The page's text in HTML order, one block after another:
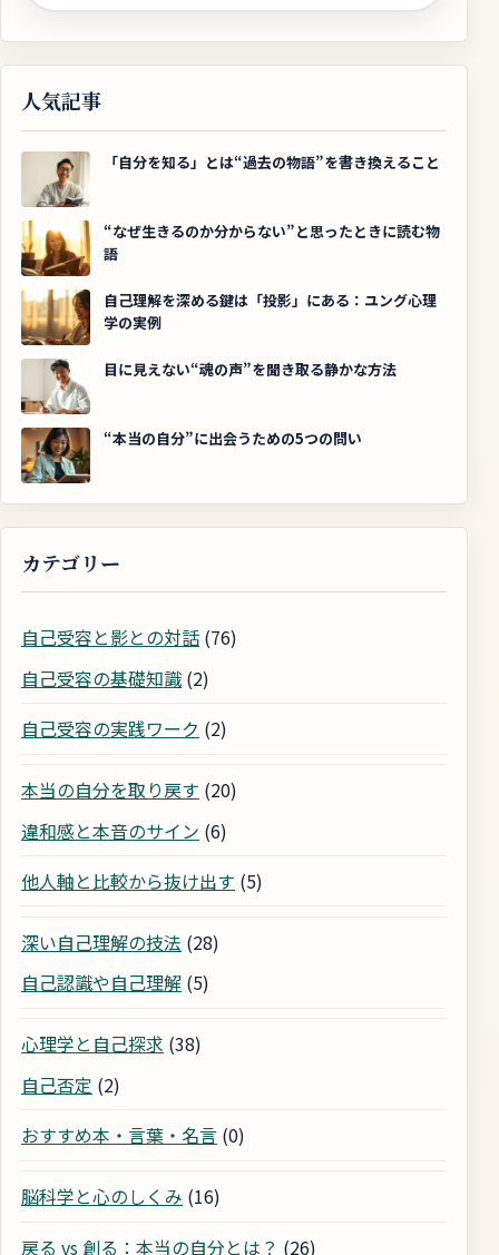
人気記事
「自分を知る」とは“過去の物語”を書き換えること
“なぜ生きるのか分からない”と思ったときに読む物
語
自己理解を深める鍵は「投影」にある：ユング心理
学の実例
目に見えない“魂の声”を聞き取る静かな方法
“本当の自分”に出会うための5つの問い
カテゴリー
自己受容と影との対話 (76)
自己受容の基礎知識 (2)
自己受容の実践ワーク (2)
本当の自分を取り戻す (20)
違和感と本音のサイン (6)
他人軸と比較から抜け出す (5)
深い自己理解の技法 (28)
自己認識や自己理解 (5)
心理学と自己探求 (38)
自己否定 (2)
おすすめ本・言葉・名言 (0)
脳科学と心のしくみ (16)
戻る vs 創る：本当の自分とは？ (26)